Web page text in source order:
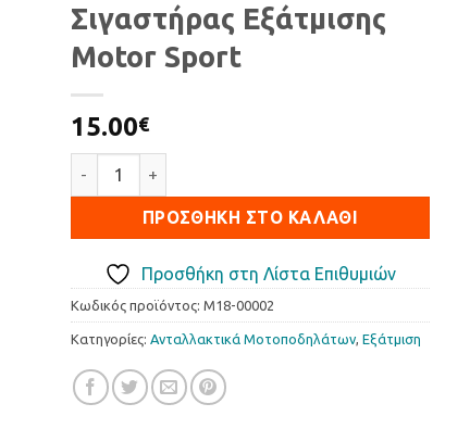
Σιγαστήρας Εξάτμισης
Motor Sport
15.00€
ΠΡΟΣΘΉΚΗ ΣΤΟ ΚΑΛΆΘΙ
Προσθήκη στη Λίστα Επιθυμιών
Κωδικός προϊόντος: M18-00002
Κατηγορίες: Ανταλλακτικά Μοτοποδηλάτων, Εξάτµιση